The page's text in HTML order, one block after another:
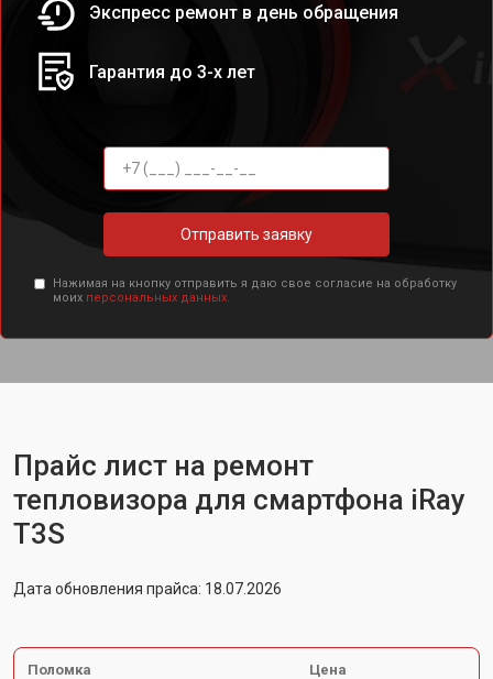
Экспресс ремонт в день обращения
Гарантия до 3-х лет
Отправить заявку
Нажимая на кнопку отправить я даю свое согласие на обработку
моих персональных данных.
Прайс лист на ремонт
тепловизора для смартфона iRay
T3S
Дата обновления прайса: 18.07.2026
Поломка Цена